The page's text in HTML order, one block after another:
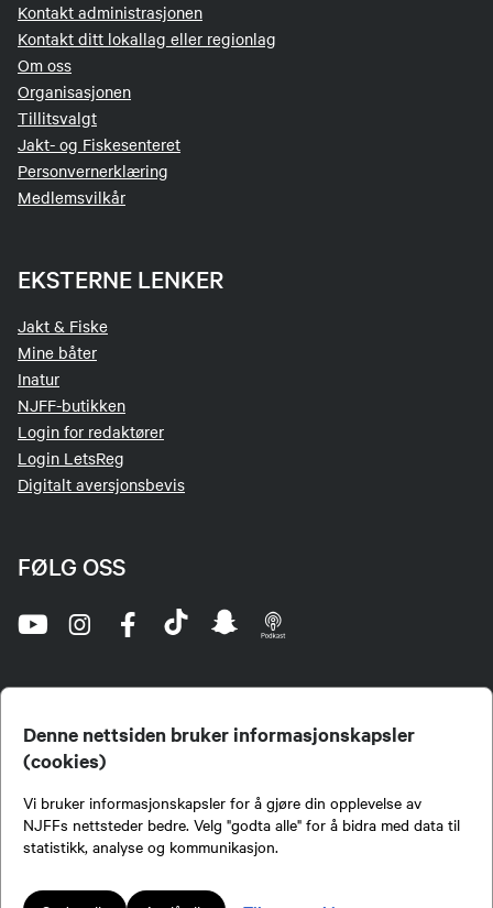
Denne nettsiden bruker informasjonskapsler
(cookies)
Vi bruker informasjonskapsler for å gjøre din opplevelse av
NJFFs nettsteder bedre. Velg "godta alle" for å bidra med data til
statistikk, analyse og kommunikasjon.
Kontakt administrasjonen
Kontakt ditt lokallag eller regionlag
Om oss
Organisasjonen
Tillitsvalgt
Jakt- og Fiskesenteret
Personvernerklæring
Medlemsvilkår
EKSTERNE LENKER
Jakt & Fiske
Mine båter
Inatur
NJFF-butikken
Login for redaktører
Login LetsReg
Digitalt aversjonsbevis
FØLG OSS
jegere og sportsfiskere og et av de viktigste miljøene for formidling av kunnskap om jakt og
fiske i Norge. Vi er en partipolitisk nøytral organisasjon, men har et sterkt jakt-, fiske-, og
naturpolitisk engasjement i mange saker.
Lokalforeninger tilsluttet Norges Jeger- og Fiskerforbund har ansvar for innhold de